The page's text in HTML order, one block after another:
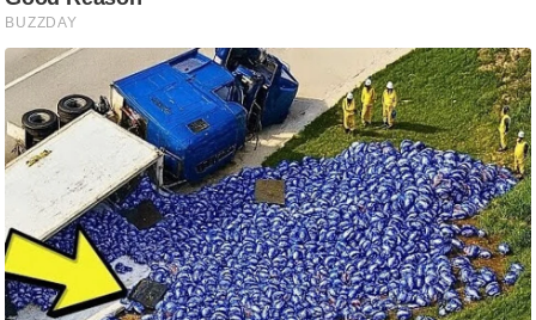
/
ध
र्म
स्थ
ल
त
त्यो
हा
र